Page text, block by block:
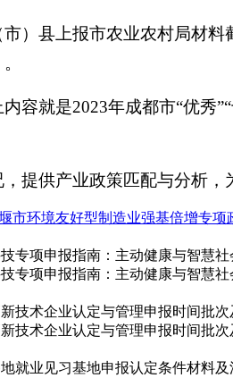
市）县上报市农业农村局材
容就是2023年成都市“优秀
提供产业政策匹配与分析
市环境友好型制造业强基倍增专项
专项申报指南：主动健康与智慧社
专项申报指南：主动健康与智慧社
技术企业认定与管理申报时间批
技术企业认定与管理申报时间批
就业见习基地申报认定条件材料